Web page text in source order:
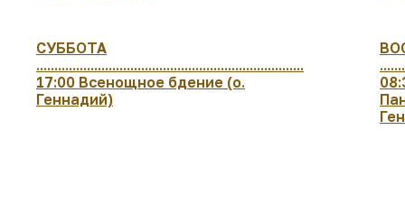
СУББОТА
..........................................................................
17:00 Всенощное бдение (о.
Геннадий)